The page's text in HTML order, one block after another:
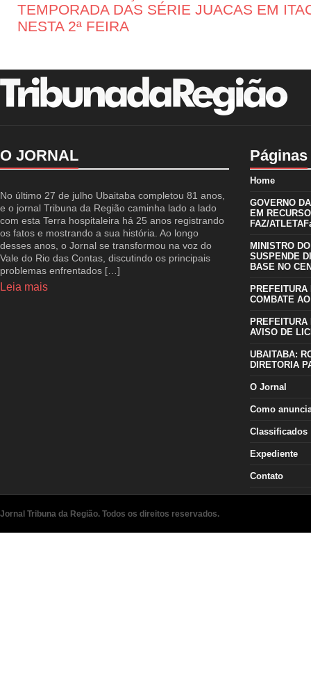
TEMPORADA DAS SÉRIE JUACAS EM
NESTA 2ª FEIRA
O JORNAL
No último 27 de julho Ubaitaba completou 81 anos,
e o jornal Tribuna da Região caminha lado a lado
com esta Terra hospitaleira há 25 anos registrando
os fatos e mostrando a sua história. Ao longo
desses anos, o Jornal se transformou na voz do
Vale do Rio das Contas, discutindo os principais
problemas enfrentados […]
Leia mais
Páginas
Home
GOVERNO
EM
FAZ/
MINISTRO
SUSPENDE
BASE NO
COMBATE
AVISO DE
UBAITABA:
DIRETORIA
O Jornal
Como
Classificados
Expediente
Contato
Jornal Tribuna da Região. Todos os direitos reservados.